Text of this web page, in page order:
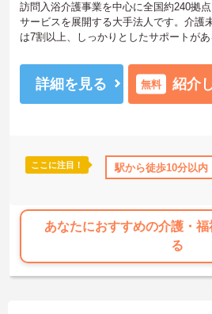
宅手当・補助 託児所・育児補助 無
訪問入浴介護事業を中心に全国約240拠
サービスを展開する大手法人です。介護
は7割以上、しっかりとしたサポートが
げられるとてもやりがいのあるお仕事で
接対策ポイントなど、さらに詳細をお話
詳細を見る 無料 紹介
ここに注目！ 駅から徒歩10分以内
あなたにおすすめの介護・
る